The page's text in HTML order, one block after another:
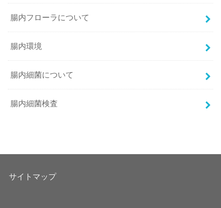
腸内フローラについて
腸内環境
腸内細菌について
腸内細菌検査
サイトマップ